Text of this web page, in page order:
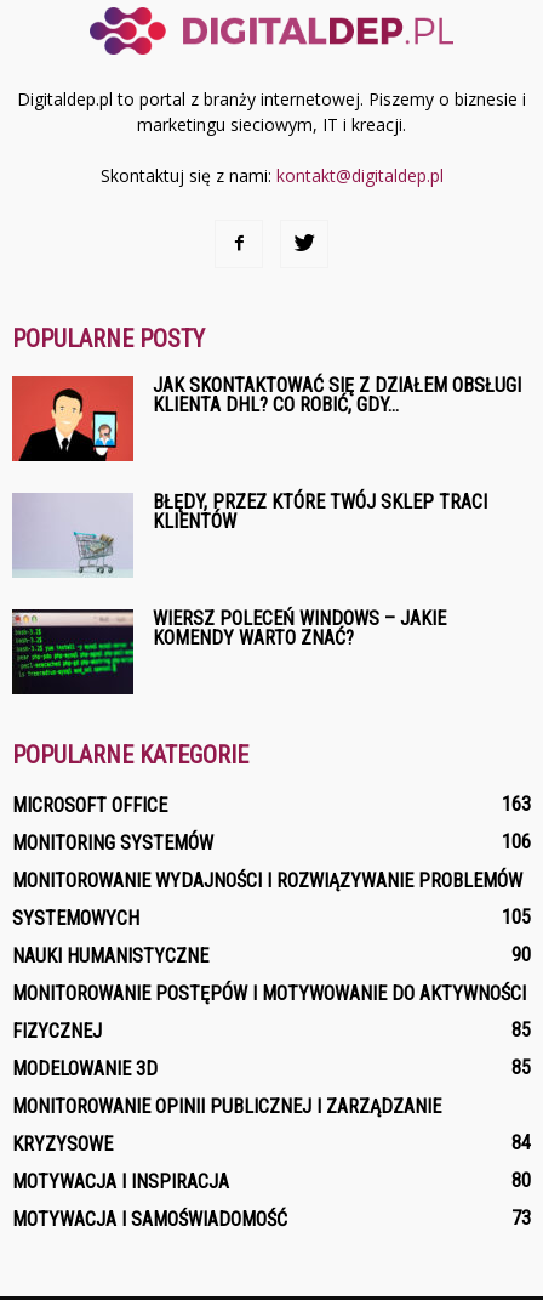
Digitaldep.pl to portal z branży internetowej. Piszemy o biznesie i
marketingu sieciowym, IT i kreacji.
Skontaktuj się z nami: kontakt@digitaldep.pl
POPULARNE POSTY
JAK SKONTAKTOWAĆ SIĘ Z DZIAŁEM OBSŁUGI
KLIENTA DHL? CO ROBIĆ, GDY...
BŁĘDY, PRZEZ KTÓRE TWÓJ SKLEP TRACI
KLIENTÓW
WIERSZ POLECEŃ WINDOWS – JAKIE
KOMENDY WARTO ZNAĆ?
POPULARNE KATEGORIE
MICROSOFT OFFICE
163
MONITORING SYSTEMÓW
106
MONITOROWANIE WYDAJNOŚCI I ROZWIĄZYWANIE PROBLEMÓW
SYSTEMOWYCH
105
NAUKI HUMANISTYCZNE
90
MONITOROWANIE POSTĘPÓW I MOTYWOWANIE DO AKTYWNOŚCI
FIZYCZNEJ
85
MODELOWANIE 3D
85
MONITOROWANIE OPINII PUBLICZNEJ I ZARZĄDZANIE
KRYZYSOWE
84
MOTYWACJA I INSPIRACJA
80
MOTYWACJA I SAMOŚWIADOMOŚĆ
73